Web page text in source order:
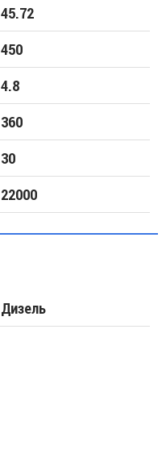
45.72
450
4.8
360
30
22000
Дизель